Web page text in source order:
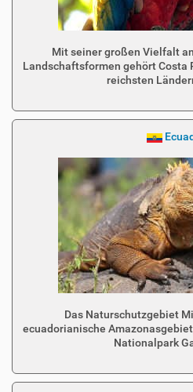
Mit seiner großen Vielfalt
Landschaftsformen gehört Costa
reichsten
Das Naturschutzgebiet
ecuadorianische
Nationalpark